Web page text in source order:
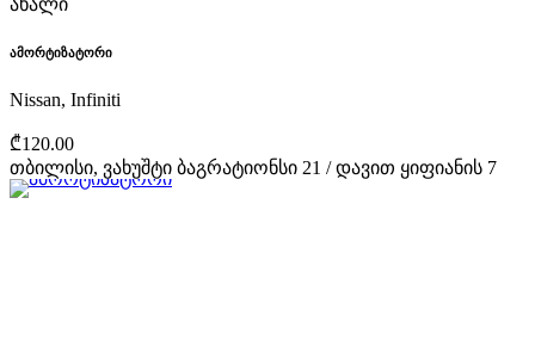
ამორტიზატორი
Nissan, Infiniti
₾120.00
თბილისი, ვახუშტი ბაგრატიონსი 21 / დავით ყიფიანის 7